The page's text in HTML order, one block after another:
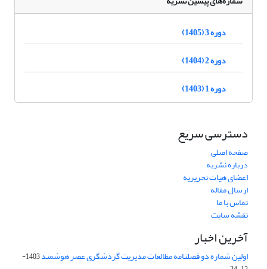
دوره 3 (1405)
دوره 2 (1404)
دوره 1 (1403)
دسترسی سریع
صفحه اصلی
درباره نشریه
اعضای هیات تحریریه
ارسال مقاله
تماس با ما
نقشه سایت
آخرین اخبار
اولین شماره دو فصلنامه مطالعات مدیریت گردشگری عصر هوشمند
1403-